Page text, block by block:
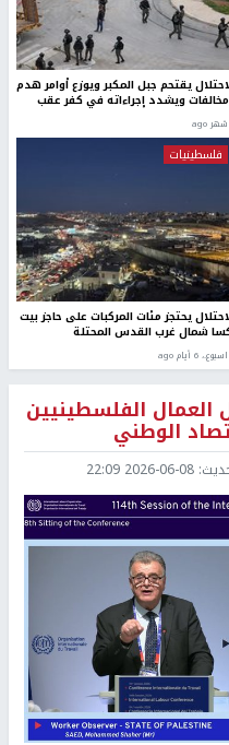
يقتحم جبل المكبر ويوزع أوامر هدم
ويشدد إجراءاته في كفر عقب
فلسطينيات
يحتجز مئات المركبات على حاجز بيت
شمال غرب القدس المحتلة
العمال الفلسطينيين
الوطني
2026-06-08 22:09